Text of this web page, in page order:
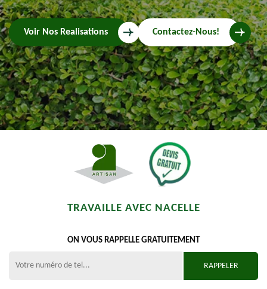
Voir Nos Realisations Contactez-Nous!
TRAVAILLE AVEC NACELLE
ON VOUS RAPPELLE GRATUITEMENT